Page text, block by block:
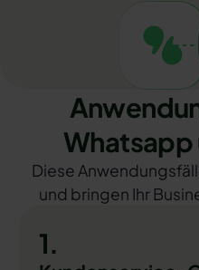
Whatsapp
Diese
und bringen Ihr
1.